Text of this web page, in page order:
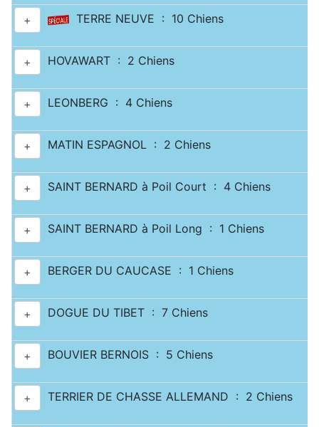
+ TERRE NEUVE : 10 Chiens
+ HOVAWART : 2 Chiens
+ LEONBERG : 4 Chiens
+ MATIN ESPAGNOL : 2 Chiens
+ SAINT BERNARD à Poil Court : 4 Chiens
+ SAINT BERNARD à Poil Long : 1 Chiens
+ BERGER DU CAUCASE : 1 Chiens
+ DOGUE DU TIBET : 7 Chiens
+ BOUVIER BERNOIS : 5 Chiens
+ TERRIER DE CHASSE ALLEMAND : 2 Chiens